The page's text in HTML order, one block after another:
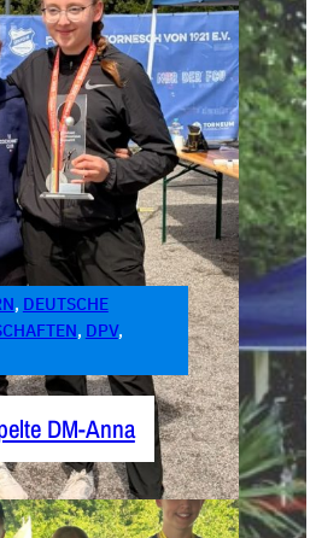
, DEUTSCHE
, DPV
DM-Anna